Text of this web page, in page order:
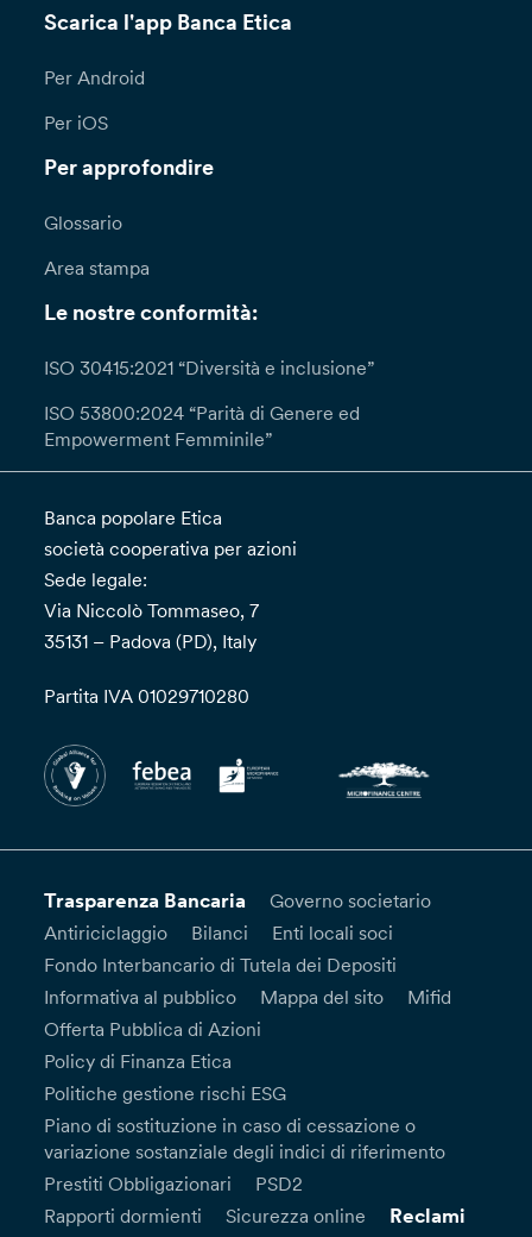
Scarica l'app Banca Etica
Per Android
Per iOS
Per approfondire
Glossario
Area stampa
Le nostre conformità:
ISO 30415:2021 “Diversità e inclusione”
ISO 53800:2024 “Parità di Genere ed
Empowerment Femminile”
Banca popolare Etica
società cooperativa per azioni
Sede legale:
Via Niccolò Tommaseo, 7
35131 – Padova (PD), Italy
Partita IVA 01029710280
Trasparenza Bancaria
Governo societario
Antiriciclaggio
Bilanci
Enti locali soci
Fondo Interbancario di Tutela dei Depositi
Informativa al pubblico
Mappa del sito
Mifid
Offerta Pubblica di Azioni
Policy di Finanza Etica
Politiche gestione rischi ESG
Piano di sostituzione in caso di cessazione o
variazione sostanziale degli indici di riferimento
Prestiti Obbligazionari
PSD2
Rapporti dormienti
Sicurezza online Reclami